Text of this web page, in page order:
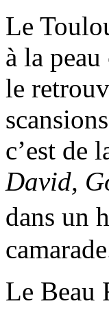
Le
à la
le
c’est de
David,
dans un
Le Beau